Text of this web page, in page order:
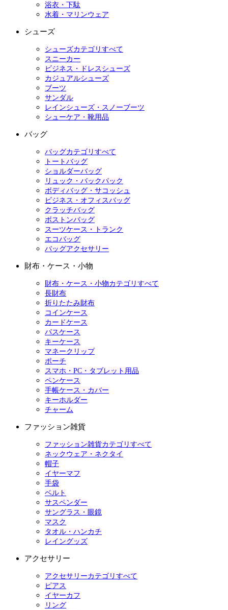
浴衣・下駄
水着・マリンウェア
シューズ
シューズカテゴリすべて
スニーカー
ビジネス・ドレスシューズ
カジュアルシューズ
ブーツ
サンダル
レインシューズ・スノーブーツ
シューケア・靴用品
バッグ
バッグカテゴリすべて
トートバッグ
ショルダーバッグ
リュック・バックパック
ボディバッグ・サコッシュ
ビジネス・オフィスバッグ
クラッチバッグ
ボストンバッグ
スーツケース・トランク
エコバッグ
バッグアクセサリー
財布・ケース・小物
財布・ケース・小物カテゴリすべて
長財布
折りたたみ財布
コインケース
カードケース
パスケース
キーケース
マネークリップ
ポーチ
スマホ・PC・タブレット用品
ペンケース
手帳ケース・カバー
キーホルダー
チャーム
ファッション雑貨
ファッション雑貨カテゴリすべて
ネックウェア・ネクタイ
帽子
イヤーマフ
手袋
ベルト
サスペンダー
サングラス・眼鏡
マスク
タオル・ハンカチ
レイングッズ
アクセサリー
アクセサリーカテゴリすべて
ピアス
イヤーカフ
リング